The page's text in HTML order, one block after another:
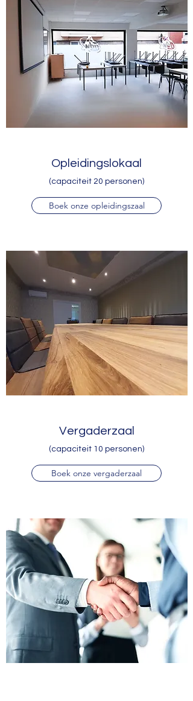
Opleidingslokaal
(capaciteit 20 personen)
Boek onze opleidingszaal
Vergaderzaal
(capaciteit 10 personen)
Boek onze vergaderzaal